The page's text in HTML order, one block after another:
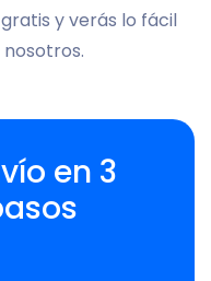
y verás lo fácil
en 3